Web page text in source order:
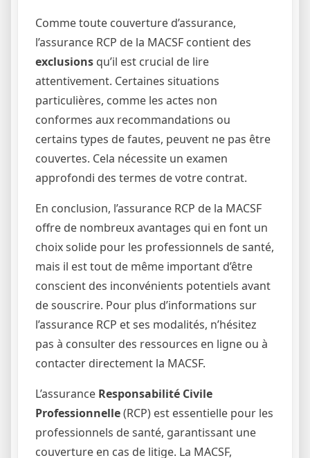
Comme toute couverture d’assurance,
l’assurance RCP de la MACSF contient des
exclusions qu’il est crucial de lire
attentivement. Certaines situations
particulières, comme les actes non
conformes aux recommandations ou
certains types de fautes, peuvent ne pas être
couvertes. Cela nécessite un examen
approfondi des termes de votre contrat.
En conclusion, l’assurance RCP de la MACSF
offre de nombreux avantages qui en font un
choix solide pour les professionnels de santé,
mais il est tout de même important d’être
conscient des inconvénients potentiels avant
de souscrire. Pour plus d’informations sur
l’assurance RCP et ses modalités, n’hésitez
pas à consulter des ressources en ligne ou à
contacter directement la MACSF.
L’assurance Responsabilité Civile
Professionnelle(RCP) est essentielle pour les
professionnels de santé, garantissant une
couverture en cas de litige. La MACSF,